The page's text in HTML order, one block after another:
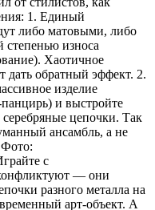
1. Единый
либо матовыми, либо
износа
Хаотичное
дать обратный эффект. 2.
изделие
и выстройте
цепочки. Так
ансамбль, а не
Фото:
с
— они
разного металла на
арт-объект. А